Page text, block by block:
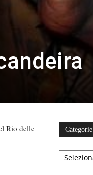
Rio delle
Categorie
Categorie